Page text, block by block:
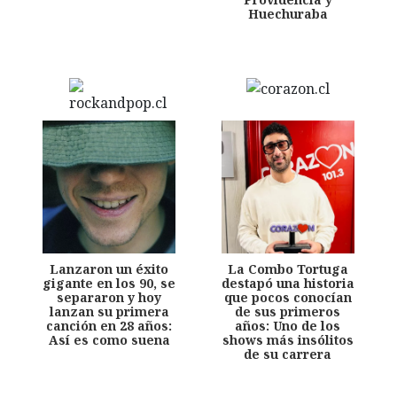
Huechuraba
Lanzaron un éxito
gigante en los 90, se
separaron y hoy
lanzan su primera
canción en 28 años:
Así es como suena
La Combo Tortuga
destapó una historia
que pocos conocían
de sus primeros
años: Uno de los
shows más insólitos
de su carrera